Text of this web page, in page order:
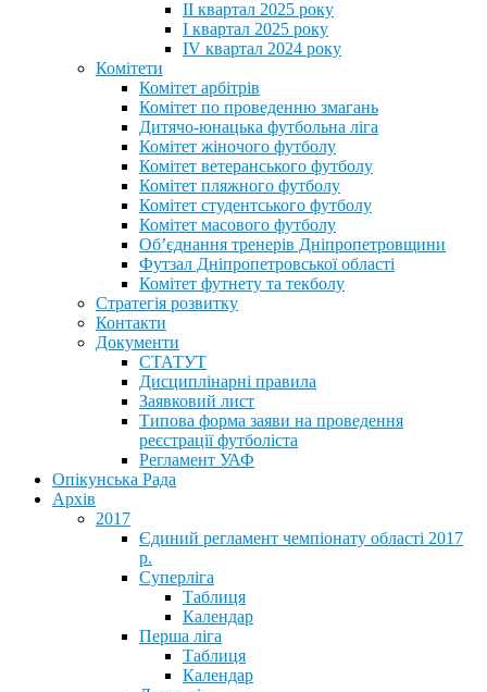
II квартал 2025 року
I квартал 2025 року
IV квартал 2024 року
Комітети
Комітет арбітрів
Комітет по проведенню змагань
Дитячо-юнацька футбольна ліга
Комітет жіночого футболу
Комітет ветеранського футболу
Комітет пляжного футболу
Комітет студентського футболу
Комітет масового футболу
Обʼєднання тренерів Дніпропетровщини
Футзал Дніпропетровської області
Комітет футнету та текболу
Стратегія розвитку
Контакти
Документи
СТАТУТ
Дисциплінарні правила
Заявковий лист
Типова форма заяви на проведення
реєстрації футболіста
Регламент УАФ
Опікунська Рада
Архів
2017
Єдиний регламент чемпіонату області 2017
р.
Суперліга
Таблиця
Календар
Перша ліга
Таблиця
Календар